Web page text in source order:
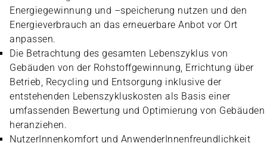
Energiegewinnung und –speicherung nutzen und den
Energieverbrauch an das erneuerbare Anbot vor Ort
anpassen.
Die Betrachtung des gesamten Lebenszyklus von
Gebäuden von der Rohstoffgewinnung, Errichtung über
Betrieb, Recycling und Entsorgung inklusive der
entstehenden Lebenszykluskosten als Basis einer
umfassenden Bewertung und Optimierung von Gebäuden
heranziehen.
NutzerInnenkomfort und AnwenderInnenfreundlichkeit